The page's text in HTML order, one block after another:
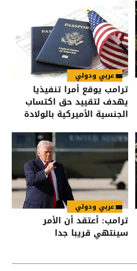
عربي ودولي
ترامب يوقع أمرا تنفيذيا
يهدف لتقييد حق اكتساب
الجنسية الأميركية بالولادة
عربي ودولي
ترامب: أعتقد أن الأمر
سينتهي قريبا جدا